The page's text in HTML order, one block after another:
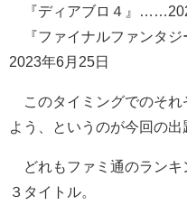
『ディアブロ４』
『ファイナルファンタ
2023年6月25日
このタイミングでのそれ
よう、というのが今回の出
どれもファミ通のランキ
３タイトル。